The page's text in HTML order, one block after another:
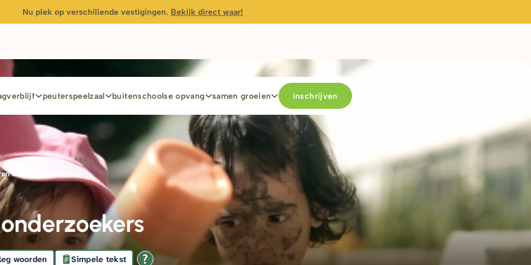
Nu plek op verschillende vestigingen. Bekijk direct waar!
peuterspeelzaal buitenschoolse opvang samen groeien inschrijven
onderzoekers
woorden Simpele tekst